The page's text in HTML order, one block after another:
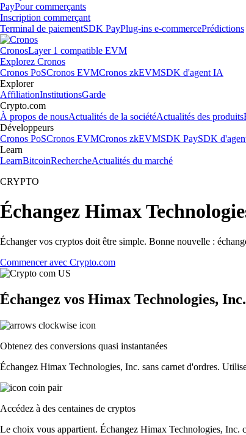
PayPour commerçants
Inscription commerçant
Terminal de paiementSDK PayPlug-ins e-commercePrédictions
CronosLayer 1 compatible EVM
Explorez Cronos
Cronos PoSCronos EVMCronos zkEVMSDK d'agent IA
Explorer
AffiliationInstitutionsGarde
Crypto.com
À propos de nousActualités de la sociétéActualités des produits
Développeurs
Cronos PoSCronos EVMCronos zkEVMSDK PaySDK
Learn
LearnBitcoinRechercheActualités du marché
CRYPTO
Échangez Himax
Échanger vos cryptos doit être simple. Bonne nouvelle :
Commencer avec Crypto.com
Échangez vos Himax Technologies,
Obtenez des conversions quasi instantanées
Échangez Himax Technologies, Inc. sans carnet d'ordres.
Accédez à des centaines de cryptos
Le choix vous appartient. Échangez Himax Technologies, Inc.